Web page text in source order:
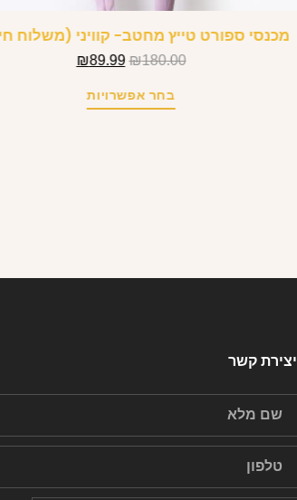
מכנסי ספורט טייץ מחטב- קוויני (משלוח
₪180.00
₪89.99
בחר אפשרויות
יצירת קשר